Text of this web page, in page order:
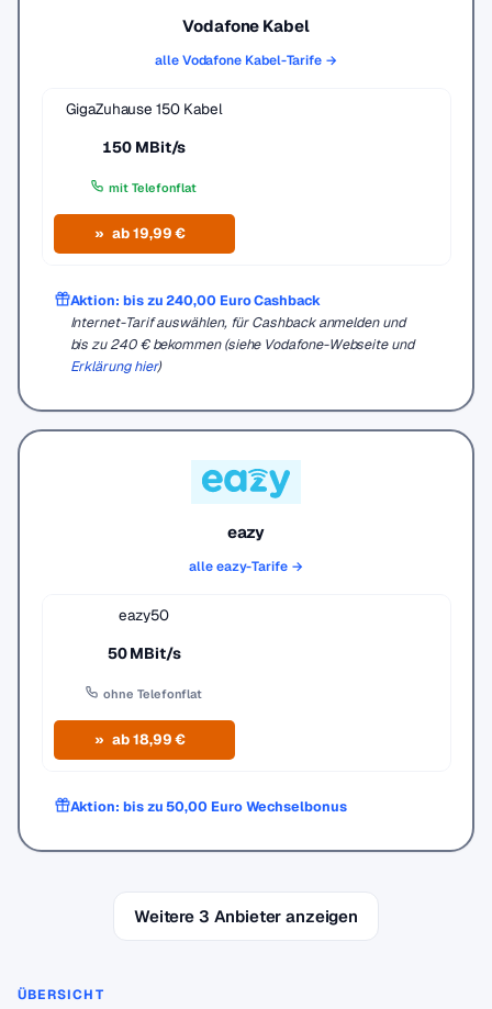
Vodafone Kabel
alle Vodafone Kabel-Tarife →
GigaZuhause 150 Kabel
150 MBit/s
mit Telefonflat
ab 19,99 €
Aktion: bis zu 240,00 Euro Cashback
Internet-Tarif auswählen, für Cashback anmelden und
bis zu 240 € bekommen (siehe Vodafone-Webseite und
Erklärung hier)
eazy
alle eazy-Tarife →
eazy50
50 MBit/s
ohne Telefonflat
ab 18,99 €
Aktion: bis zu 50,00 Euro Wechselbonus
Weitere 3 Anbieter anzeigen
ÜBERSICHT